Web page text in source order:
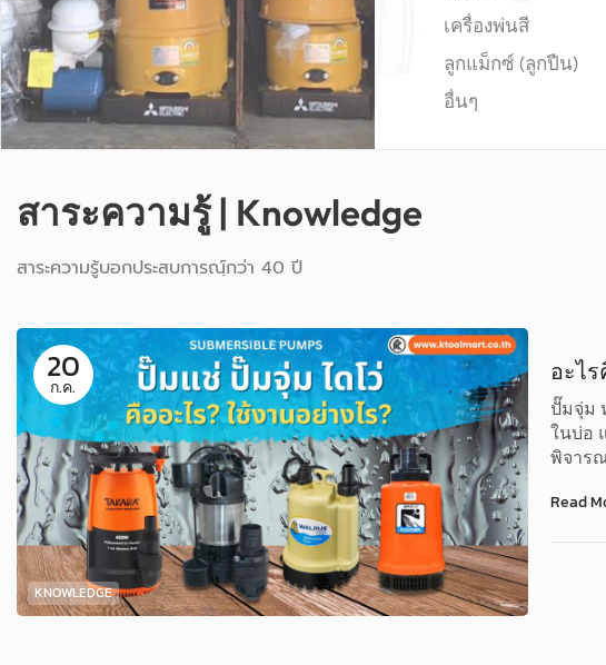
เครื่องพ่นสี
ลูกแม็กซ์ (ลูกปืน)
อื่นๆ
สาระความรู้ | Knowledge
สาระความรู้บอกประสบการณฺ์กว่า 40 ปี
20
ก.ค.
KNOWLEDGE
อะไ
ปั๊มจุ่ม
ในบ่อ
พิจาร
Read